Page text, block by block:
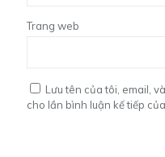
Trang web
Lưu tên của tôi, email,
cho lần bình luận kế tiếp của